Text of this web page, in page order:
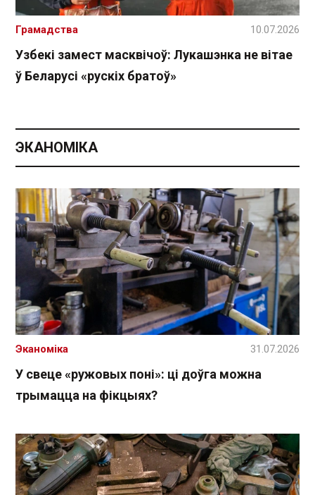
Узбекі замест масквічоў: Лукашэнка не вітае
ў Беларусі «рускіх братоў»
Грамадства 10.07.2026
ЭКАНОМІКА
У свеце «ружовых поні»: ці доўга можна
трымацца на фікцыях?
Эканоміка 31.07.2026